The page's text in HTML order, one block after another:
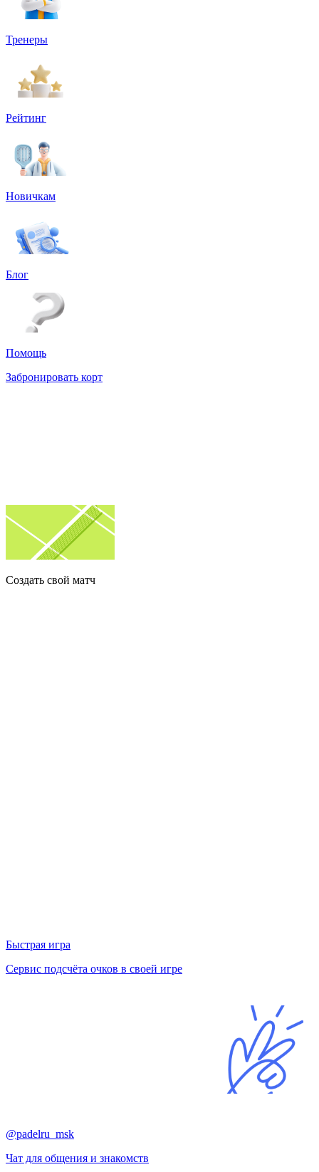
Тренеры
Рейтинг
Новичкам
Блог
Помощь
Забронировать корт
Создать свой матч
Быстрая игра
Сервис подсчёта очков в своей игре
@padelru_msk
Чат для общения и знакомств